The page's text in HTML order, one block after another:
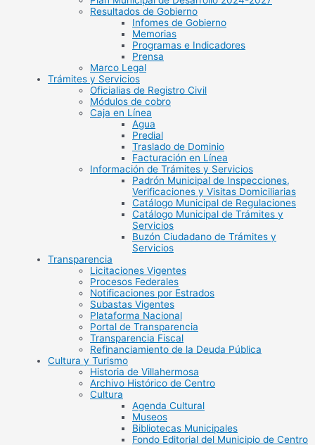
Resultados de Gobierno
Infomes de Gobierno
Memorias
Programas e Indicadores
Prensa
Marco Legal
Trámites y Servicios
Oficialias de Registro Civil
Módulos de cobro
Caja en Línea
Agua
Predial
Traslado de Dominio
Facturación en Línea
Información de Trámites y Servicios
Padrón Municipal de Inspecciones,
Verificaciones y Visitas Domiciliarias
Catálogo Municipal de Regulaciones
Catálogo Municipal de Trámites y
Servicios
Buzón Ciudadano de Trámites y
Servicios
Transparencia
Licitaciones Vigentes
Procesos Federales
Notificaciones por Estrados
Subastas Vigentes
Plataforma Nacional
Portal de Transparencia
Transparencia Fiscal
Refinanciamiento de la Deuda Pública
Cultura y Turismo
Historia de Villahermosa
Archivo Histórico de Centro
Cultura
Agenda Cultural
Museos
Bibliotecas Municipales
Fondo Editorial del Municipio de Centro